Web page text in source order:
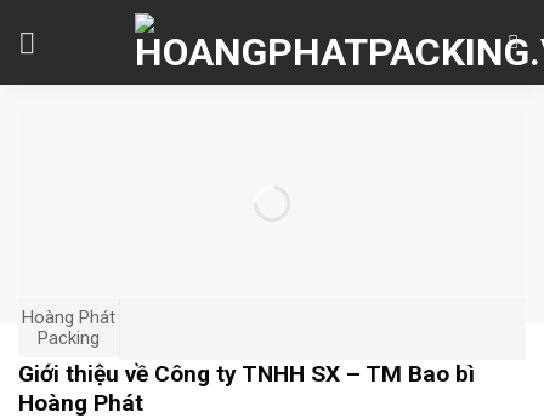
Hoàng Phát
Packing
Giới thiệu về Công ty TNHH SX – TM Bao bì
Hoàng Phát